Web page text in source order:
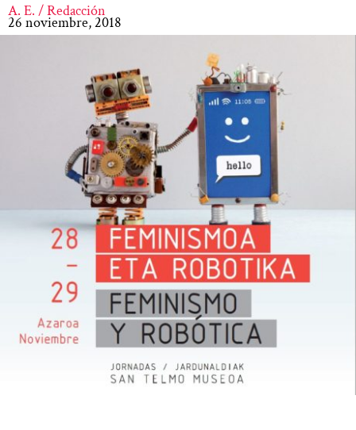
A. E. / Redacción
26 noviembre, 2018